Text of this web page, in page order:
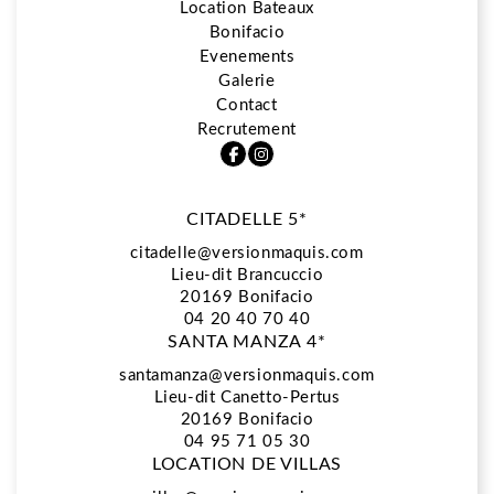
5*
Restaurant La Vista
Spa Biologique Recherche
Location Bateaux
Bonifacio
Location Bateaux
Bonifacio
Evenements
Galerie
Contact
Recrutement
CITADELLE 5*
citadelle@versionmaquis.com
Lieu-dit Brancuccio
20169 Bonifacio
04 20 40 70 40
SANTA MANZA 4*
santamanza@versionmaquis.com
Lieu-dit Canetto-Pertus
20169 Bonifacio
04 95 71 05 30
LOCATION DE VILLAS